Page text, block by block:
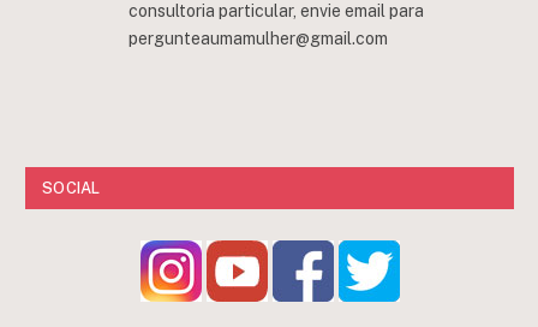
consultoria particular, envie email para
pergunteaumamulher@gmail.com
SOCIAL